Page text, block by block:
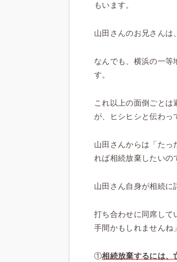
もいます。
山田さんのお兄さんは
なんでも、横浜の一等
す。
これ以上の面倒ごとは
が、ヒシヒシと伝わっ
山田さんからは「たっ
れば相続放棄したいの
山田さん自身が相続に
打ち合わせに同席して
手間かもしれませんね
①相続放棄するには、